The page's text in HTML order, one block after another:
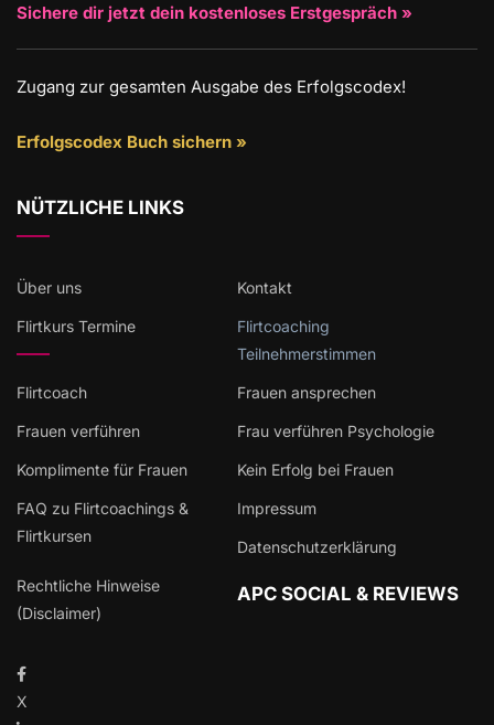
Sichere dir jetzt dein kostenloses Erstgespräch »
Zugang zur gesamten Ausgabe des Erfolgscodex!
Erfolgscodex Buch sichern »
NÜTZLICHE LINKS
Über uns Kontakt
Flirtkurs Termine
Flirtcoaching
Teilnehmerstimmen
Flirtcoach Frauen ansprechen
Frauen verführen Frau verführen Psychologie
Komplimente für Frauen Kein Erfolg bei Frauen
FAQ zu Flirtcoachings &
Flirtkursen
Impressum
Datenschutzerklärung
Rechtliche Hinweise
(Disclaimer)
APC SOCIAL & REVIEWS
X